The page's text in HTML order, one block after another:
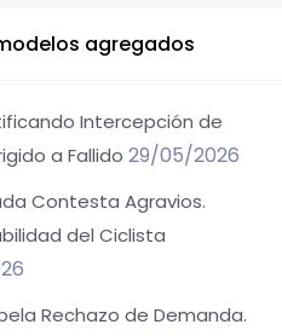
agregados
Intercepción de
a Fallido 29/05/2026
Contesta Agravios.
del Ciclista
Rechazo de Demanda.